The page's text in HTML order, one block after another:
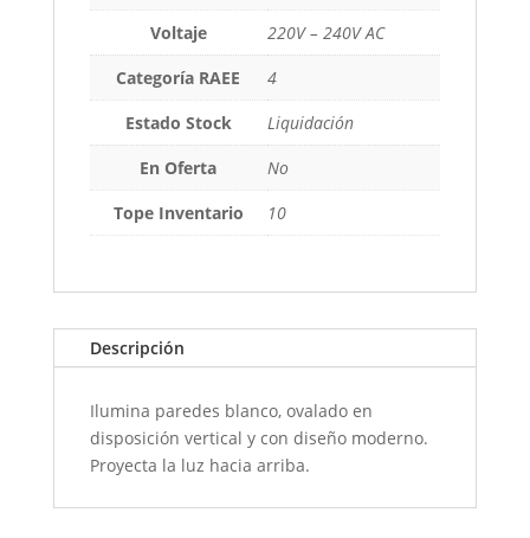
Voltaje
220V – 240V AC
Categoría RAEE
4
Estado Stock
Liquidación
En Oferta
No
Tope Inventario
10
Descripción
Ilumina paredes blanco, ovalado en
disposición vertical y con diseño moderno.
Proyecta la luz hacia arriba.